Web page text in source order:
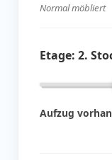
Normal möbliert
Etage: 2.
Aufzug